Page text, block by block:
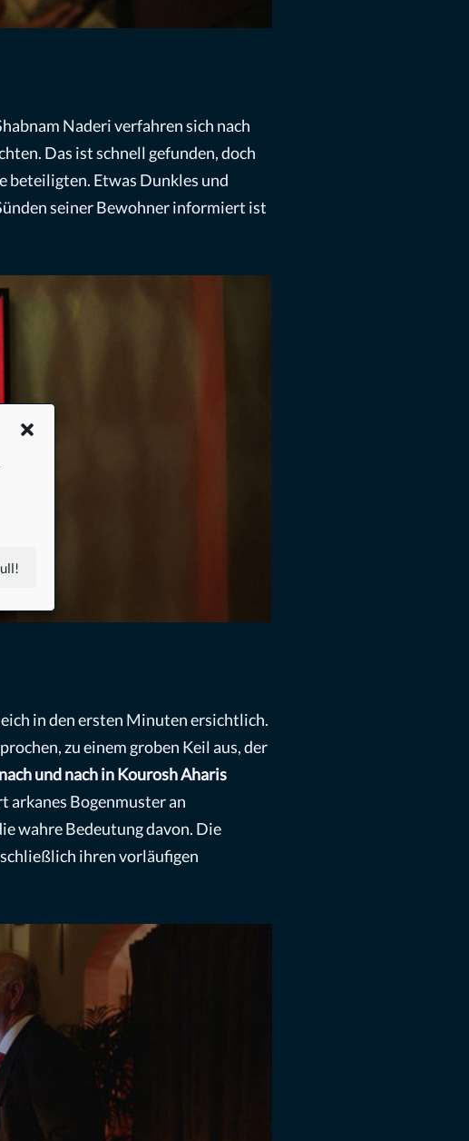
Naderi verfahren sich nach
Das ist schnell gefunden, doch
beteiligten. Etwas Dunkles und
seiner Bewohner informiert ist
in den ersten Minuten ersichtlich.
zu einem groben Keil aus, der
und nach in Kourosh Aharis
arkanes Bogenmuster an
wahre Bedeutung davon. Die
ihren vorläufigen